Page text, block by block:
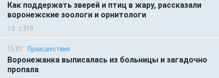
Как поддержать зверей и птиц в жару, рассказали
воронежские зоологи и орнитологи
0 319
15:01 Происшествия
Воронежанка выписалась из больницы и загадочно
пропала